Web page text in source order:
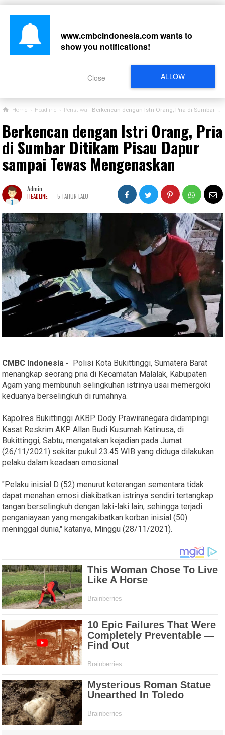
Home › Headline › Peristiwa Berkencan dengan Istri Orang, Pria di Sumbar Ditikam Pisau Dapur sampai Tewas Mengenaskan
Berkencan dengan Istri Orang, Pria
di Sumbar Ditikam Pisau Dapur
sampai Tewas Mengenaskan
Admin
HEADLINE - 5 TAHUN LALU
CMBC Indonesia - Polisi Kota Bukittinggi, Sumatera Barat
menangkap seorang pria di Kecamatan Malalak, Kabupaten
Agam yang membunuh selingkuhan istrinya usai memergoki
keduanya berselingkuh di rumahnya.
Kapolres Bukittinggi AKBP Dody Prawiranegara didampingi
Kasat Reskrim AKP Allan Budi Kusumah Katinusa, di
Bukittinggi, Sabtu, mengatakan kejadian pada Jumat
(26/11/2021) sekitar pukul 23.45 WIB yang diduga dilakukan
pelaku dalam keadaan emosional.
"Pelaku inisial D (52) menurut keterangan sementara tidak
dapat menahan emosi diakibatkan istrinya sendiri tertangkap
tangan berselingkuh dengan laki-laki lain, sehingga terjadi
penganiayaan yang mengakibatkan korban inisial (50)
meninggal dunia," katanya, Minggu (28/11/2021).
www.cmbcindonesia.comwants to
show you notifications!
ALLOW
Close